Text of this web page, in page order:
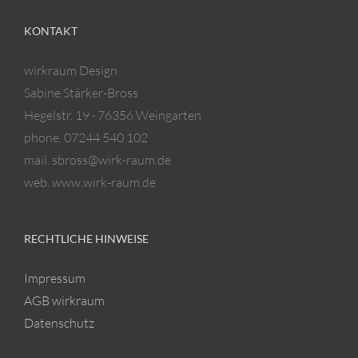
KONTAKT
wirkraum Design
Sabine Stärker-Bross
Hegelstr. 19 · 76356 Weingarten
phone. 07244 540 102
mail. sbross@wirk-raum.de
web. www.wirk-raum.de
RECHTLICHE HINWEISE
Impressum
AGB wirkraum
Datenschutz